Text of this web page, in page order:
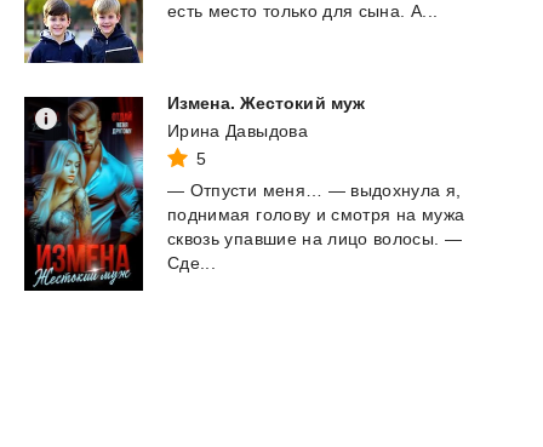
есть место только для сына. А...
Измена. Жестокий муж
Ирина Давыдова
5
— Отпусти меня… — выдохнула я,
поднимая голову и смотря на мужа
сквозь упавшие на лицо волосы. —
Сде...